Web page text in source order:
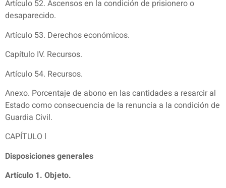
Artículo 52. Ascensos en la condición de prisionero o
desaparecido.
Artículo 53. Derechos económicos.
Capítulo IV. Recursos.
Artículo 54. Recursos.
Anexo. Porcentaje de abono en las cantidades a resarcir al
Estado como consecuencia de la renuncia a la condición de
Guardia Civil.
CAPÍTULO l
Disposiciones generales
Artículo 1. Objeto.